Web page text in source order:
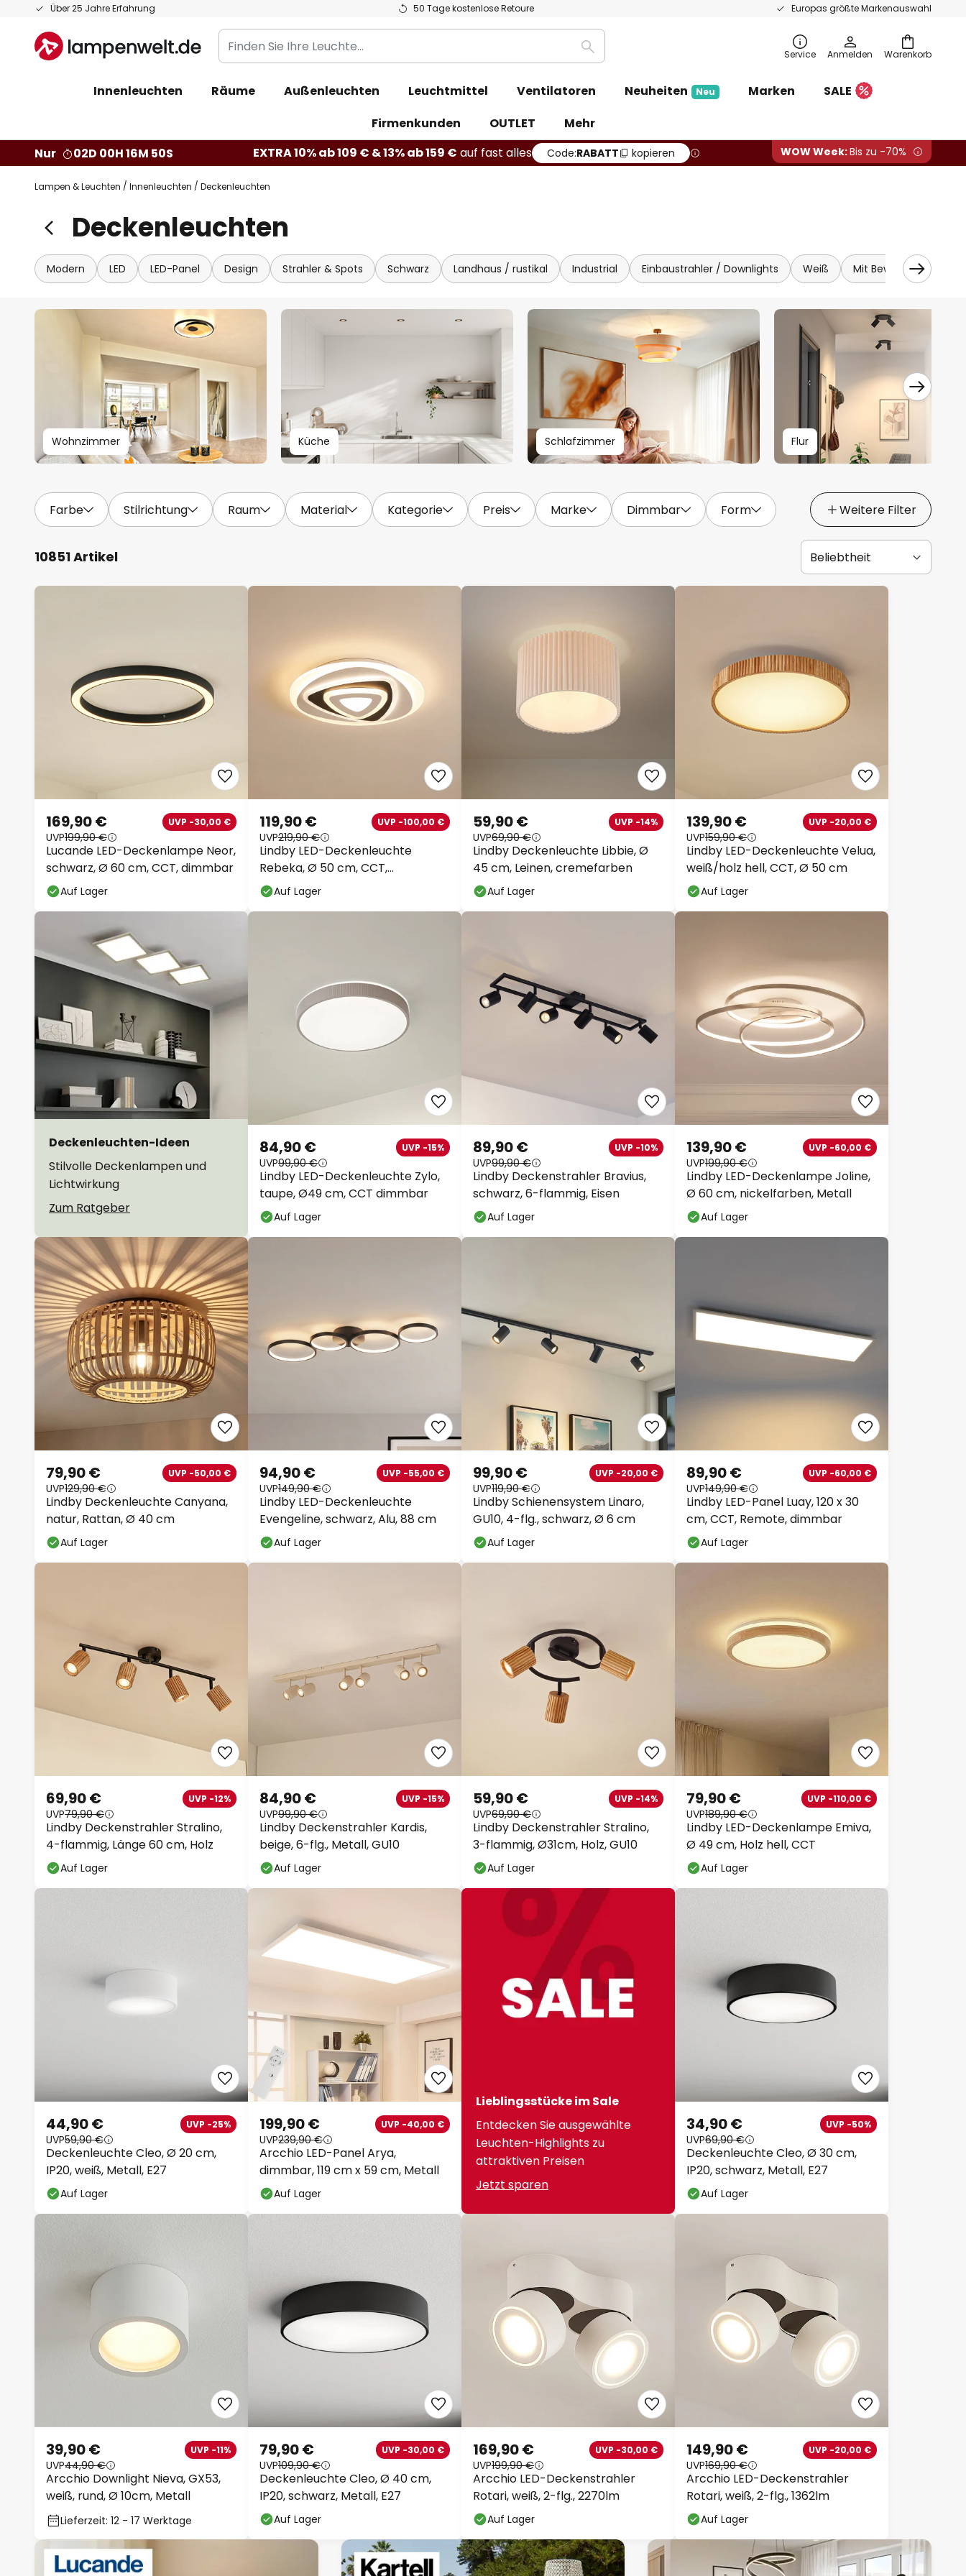
Über 25 Jahre Erfahrung 50 Tage kostenlose Retoure Europas größte Markenauswahl
Zum
springen
Warenkorb
Finden
Sie
Leuchte...
Suche Service Anmelden
Innenleuchten Räume Außenleuchten Leuchtmittel Ventilatoren Neuheiten Neu Marken
SALE
Firmenkunden
OUTLET
Mehr
Nur
02D 00H 16M 49S EXTRA 10% ab 109 € & 13% ab 159 € auf fast alles Code:RABATT kopieren WOW Week:Bis zu -70%
Lampen & Leuchten Innenleuchten Deckenleuchten
Deckenleuchten
Modern LED LED-Panel Design Strahler & Spots Schwarz Landhaus / rustikal Industrial Einbaustrahler / Downlights Weiß Mit Bewegungsmelder
Wohnzimmer Küche Schlafzimmer Flur
Farbe Stilrichtung Raum Material Kategorie Preis Marke Dimmbar Form Weitere Filter
10851 Artikel
Lucande LED-Deckenlampe Neor,
schwarz, Ø 60 cm, CCT, dimmbar
169,90 € UVP -30,00 €
UVP199,90 €
Auf Lager
Lindby LED-Deckenleuchte
Rebeka, Ø 50 cm, CCT,
Fernbedienung
119,90 € UVP -100,00 €
UVP219,90 €
Auf Lager
Lindby Deckenleuchte Libbie, Ø
45 cm, Leinen, cremefarben
59,90 € UVP -14%
UVP69,90 €
Auf Lager
Lindby LED-Deckenleuchte Velua,
weiß/holz hell, CCT, Ø 50 cm
139,90 € UVP -20,00 €
UVP159,90 €
Auf Lager
Deckenleuchten-Ideen
Stilvolle Deckenlampen und
Lichtwirkung
Zum Ratgeber
Lindby LED-Deckenleuchte Zylo,
taupe, Ø49 cm, CCT dimmbar
84,90 € UVP -15%
UVP99,90 €
Auf Lager
Lindby Deckenstrahler Bravius,
schwarz, 6-flammig, Eisen
89,90 € UVP -10%
UVP99,90 €
Auf Lager
Lindby LED-Deckenlampe Joline,
Ø 60 cm, nickelfarben, Metall
139,90 € UVP -60,00 €
UVP199,90 €
Auf Lager
Lindby Deckenleuchte Canyana,
natur, Rattan, Ø 40 cm
79,90 € UVP -50,00 €
UVP129,90 €
Auf Lager
Lindby LED-Deckenleuchte
Evengeline, schwarz, Alu, 88 cm
94,90 € UVP -55,00 €
UVP149,90 €
Auf Lager
Lindby Schienensystem Linaro,
GU10, 4-flg., schwarz, Ø 6 cm
99,90 € UVP -20,00 €
UVP119,90 €
Auf Lager
Lindby LED-Panel Luay, 120 x 30
cm, CCT, Remote, dimmbar
89,90 € UVP -60,00 €
UVP149,90 €
Auf Lager
Lindby Deckenstrahler Stralino,
4-flammig, Länge 60 cm, Holz
69,90 € UVP -12%
UVP79,90 €
Auf Lager
Lindby Deckenstrahler Kardis,
beige, 6-flg., Metall, GU10
84,90 € UVP -15%
UVP99,90 €
Auf Lager
Lindby Deckenstrahler Stralino,
3-flammig, Ø31cm, Holz, GU10
59,90 € UVP -14%
UVP69,90 €
Auf Lager
Lindby LED-Deckenlampe Emiva,
Ø 49 cm, Holz hell, CCT
79,90 € UVP -110,00 €
UVP189,90 €
Auf Lager
Deckenleuchte Cleo, Ø 20 cm,
IP20, weiß, Metall, E27
44,90 € UVP -25%
UVP59,90 €
Auf Lager
Arcchio LED-Panel Arya,
dimmbar, 119 cm x 59 cm, Metall
199,90 € UVP -40,00 €
UVP239,90 €
Auf Lager
Lieblingsstücke im Sale
Entdecken Sie ausgewählte
Leuchten-Highlights zu
attraktiven Preisen
Jetzt sparen
Deckenleuchte Cleo, Ø 30 cm,
IP20, schwarz, Metall, E27
34,90 € UVP -50%
UVP69,90 €
Auf Lager
Arcchio Downlight Nieva, GX53,
weiß, rund, Ø 10cm, Metall
39,90 € UVP -11%
UVP44,90 €
Lieferzeit: 12 - 17 Werktage
Deckenleuchte Cleo, Ø 40 cm,
IP20, schwarz, Metall, E27
79,90 € UVP -30,00 €
UVP109,90 €
Auf Lager
Arcchio LED-Deckenstrahler
Rotari, weiß, 2-flg., 2270lm
169,90 € UVP -30,00 €
UVP199,90 €
Auf Lager
Arcchio LED-Deckenstrahler
Rotari, weiß, 2-flg., 1362lm
149,90 € UVP -20,00 €
UVP169,90 €
Auf Lager